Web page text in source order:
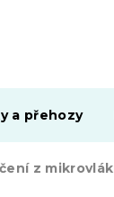
a přehozy